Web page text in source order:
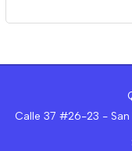
Calle 37 #26-23 -